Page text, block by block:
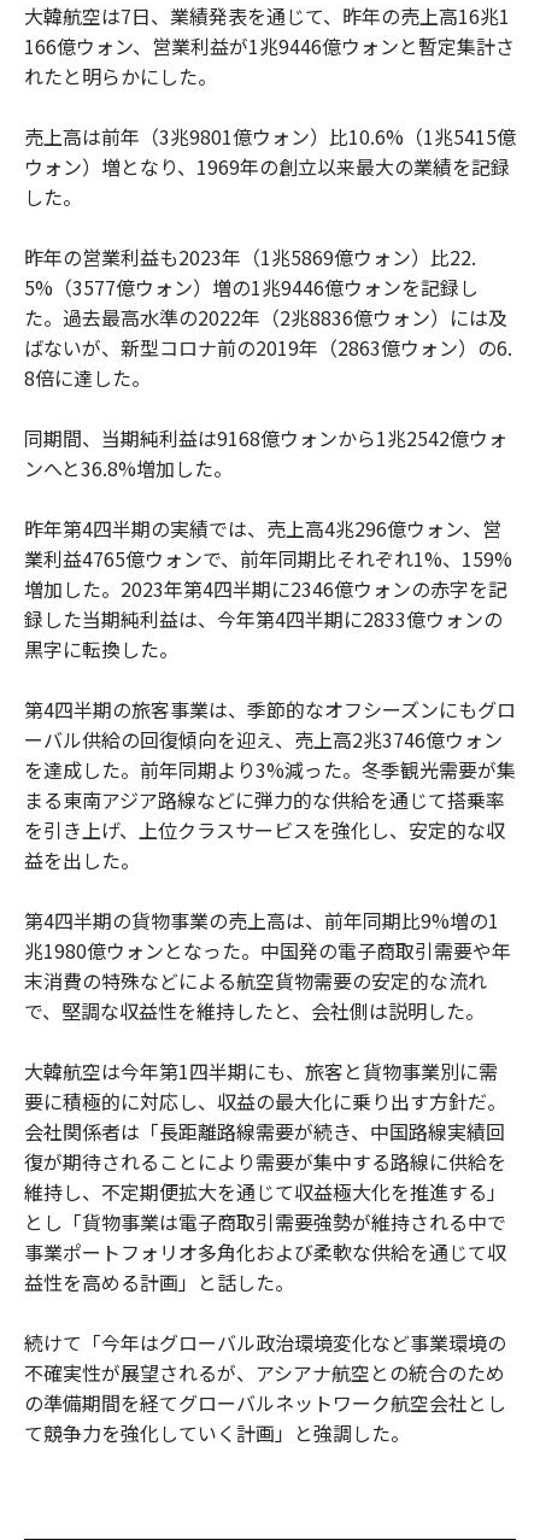
大韓航空は7日、業績発表を通じて、昨年の売上高16兆1
166億ウォン、営業利益が1兆9446億ウォンと暫定集計さ
れたと明らかにした。
売上高は前年（3兆9801億ウォン）比10.6%（1兆5415億
ウォン）増となり、1969年の創立以来最大の業績を記録
した。
昨年の営業利益も2023年（1兆5869億ウォン）比22.
5%（3577億ウォン）増の1兆9446億ウォンを記録し
た。過去最高水準の2022年（2兆8836億ウォン）には及
ばないが、新型コロナ前の2019年（2863億ウォン）の6.
8倍に達した。
同期間、当期純利益は9168億ウォンから1兆2542億ウォ
ンへと36.8%増加した。
昨年第4四半期の実績では、売上高4兆296億ウォン、営
業利益4765億ウォンで、前年同期比それぞれ1%、159%
増加した。2023年第4四半期に2346億ウォンの赤字を記
録した当期純利益は、今年第4四半期に2833億ウォンの
黒字に転換した。
第4四半期の旅客事業は、季節的なオフシーズンにもグロ
ーバル供給の回復傾向を迎え、売上高2兆3746億ウォン
を達成した。前年同期より3%減った。冬季観光需要が集
まる東南アジア路線などに弾力的な供給を通じて搭乗率
を引き上げ、上位クラスサービスを強化し、安定的な収
益を出した。
第4四半期の貨物事業の売上高は、前年同期比9%増の1
兆1980億ウォンとなった。中国発の電子商取引需要や年
末消費の特殊などによる航空貨物需要の安定的な流れ
で、堅調な収益性を維持したと、会社側は説明した。
大韓航空は今年第1四半期にも、旅客と貨物事業別に需
要に積極的に対応し、収益の最大化に乗り出す方針だ。
会社関係者は「長距離路線需要が続き、中国路線実績回
復が期待されることにより需要が集中する路線に供給を
維持し、不定期便拡大を通じて収益極大化を推進する」
とし「貨物事業は電子商取引需要強勢が維持される中で
事業ポートフォリオ多角化および柔軟な供給を通じて収
益性を高める計画」と話した。
続けて「今年はグローバル政治環境変化など事業環境の
不確実性が展望されるが、アシアナ航空との統合のため
の準備期間を経てグローバルネットワーク航空会社とし
て競争力を強化していく計画」と強調した。